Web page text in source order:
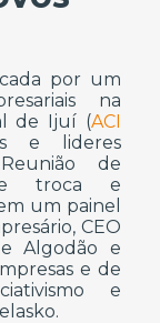
por um
na
de Ijuí (ACI
e lideres
de
troca e
um painel
CEO
Algodão e
e de
e